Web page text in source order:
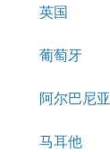
英国
葡萄牙
阿尔巴尼亚
马耳他